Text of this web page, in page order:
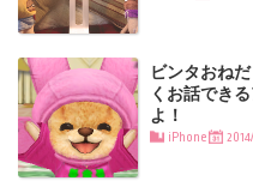
ビンタおね
くお話でき
よ！
iPhone